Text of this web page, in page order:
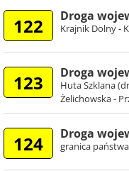
122 Droga
Krajnik Dolny -
123 Droga
Huta Szklana
Żelichowska -
124 Droga
granica